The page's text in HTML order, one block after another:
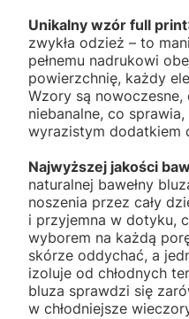
Unikalny wzór full print
zwykła odzież – to
pełnemu nadrukowi
powierzchnię, każdy
Wzory są
niebanalne, co
wyrazistym dodatkiem
Najwyższej jakości
naturalnej bawełny
noszenia przez cały
i przyjemna w dotyku,
wyborem na każdą
skórze oddychać, a
izoluje od chłodnych
bluza sprawdzi się
w chłodniejsze